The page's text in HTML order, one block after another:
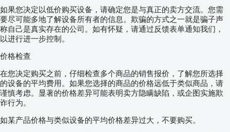
如果您决定以低价购买设备，请确定您是与真正的卖方交流。您需
要尽可能多地了解设备所有者的信息。欺骗的方式之一就是骗子声
称自己是真实存在的公司。如有怀疑，请通过反馈表单通知我们，
以进行进一步控制。
价格检查
在您决定购买之前，仔细检查多个商品的销售报价，了解您所选择
的设备的平均费用。如果您选择的商品的价格远低于类似商品，请
谨慎考虑。显著的价格差异可能表明卖方隐瞒缺陷，或企图实施欺
诈行为。
如某产品价格与类似设备的平均价格差异过大，不要购买。